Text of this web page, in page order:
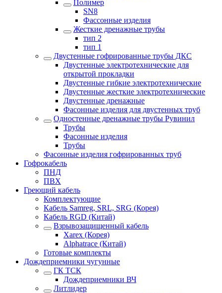
Полимер
SN8
Фассонные изделия
Жесткие дренажные трубы
тип 2
тип 1
Двустенные гофрированные трубы ДКС
Двустенные электротехнические для
открытой прокладки
Двустенные гибкие электротехнические
Двустенные жесткие электротехнические
Двустенные дренажные
Фасонные изделия для двустенных труб
Одностенные дренажные трубы Рувинил
Трубы
Фасонные изделия
Трубы
Фасонные изделия гофрированных труб
Гофрокабель
ПНД
ПВХ
Греющий кабель
Комплектующие
Кабель Samreg, SRL, SRG (Корея)
Кабель RGD (Китай)
Взрывозащищенный кабель
Xarex (Корея)
Alphatrace (Китай)
Готовые комплекты
Дождеприемники чугунные
ГК ТСК
Дождеприемники ВЧ
Литлидер